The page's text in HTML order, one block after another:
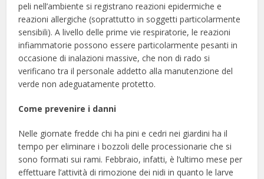
peli nell’ambiente si registrano reazioni epidermiche e
reazioni allergiche (soprattutto in soggetti particolarmente
sensibili). A livello delle prime vie respiratorie, le reazioni
infiammatorie possono essere particolarmente pesanti in
occasione di inalazioni massive, che non di rado si
verificano tra il personale addetto alla manutenzione del
verde non adeguatamente protetto.
Come prevenire i danni
Nelle giornate fredde chi ha pini e cedri nei giardini ha il
tempo per eliminare i bozzoli delle processionarie che si
sono formati sui rami. Febbraio, infatti, è l’ultimo mese per
effettuare l’attività di rimozione dei nidi in quanto le larve